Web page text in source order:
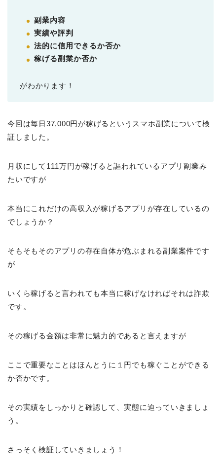
副業内容
実績や評判
法的に信用できるか否か
稼げる副業か否か
がわかります！
今回は毎日37,000円が稼げるというスマホ副業について検
証しました。
月収にして111万円が稼げると謳われているアプリ副業み
たいですが
本当にこれだけの高収入が稼げるアプリが存在しているの
でしょうか？
そもそもそのアプリの存在自体が危ぶまれる副業案件です
が
いくら稼げると言われても本当に稼げなければそれは詐欺
です。
その稼げる金額は非常に魅力的であると言えますが
ここで重要なことはほんとうに１円でも稼ぐことができる
か否かです。
その実績をしっかりと確認して、実態に迫っていきましょ
う。
さっそく検証していきましょう！